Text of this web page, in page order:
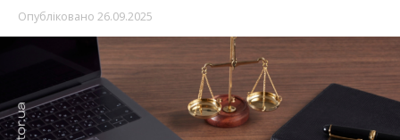
Опубліковано 26.09.2025